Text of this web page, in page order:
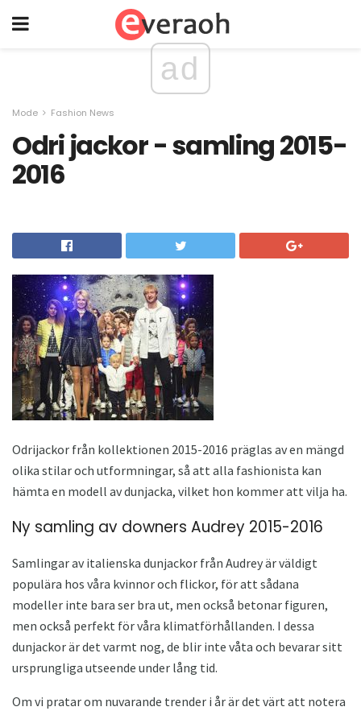
ad
Mode Fashion News
Odri jackor - samling 2015-
2016
Odrijackor från kollektionen 2015-2016 präglas av en mängd
olika stilar och utformningar, så att alla fashionista kan
hämta en modell av dunjacka, vilket hon kommer att vilja ha.
Ny samling av downers Audrey 2015-2016
Samlingar av italienska dunjackor från Audrey är väldigt
populära hos våra kvinnor och flickor, för att sådana
modeller inte bara ser bra ut, men också betonar figuren,
men också perfekt för våra klimatförhållanden. I dessa
dunjackor är det varmt nog, de blir inte våta och bevarar sitt
ursprungliga utseende under lång tid.
Om vi ​​pratar om nuvarande trender i år är det värt att notera